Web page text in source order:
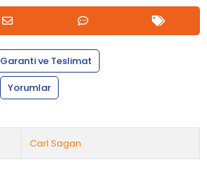
Garanti ve Teslimat
Yorumlar
Carl Sagan